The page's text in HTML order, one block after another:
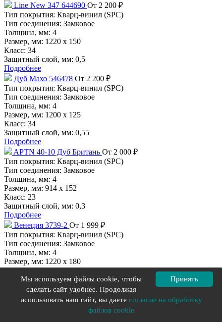
Line New 347 644690 От 2 200 ₽
Тип покрытия: Кварц-винил (SPC)
Тип соединения: Замковое
Толщина, мм: 4
Размер, мм: 1220 х 150
Класс: 34
Защитный слой, мм: 0,5
Подробнее
Дуб Махо 546478 От 2 200 ₽
Тип покрытия: Кварц-винил (SPC)
Тип соединения: Замковое
Толщина, мм: 4
Размер, мм: 1200 х 125
Класс: 34
Защитный слой, мм: 0,55
Подробнее
APTN 40-10 Дуб Британь От 2 000 ₽
Тип покрытия: Кварц-винил (SPC)
Тип соединения: Замковое
Толщина, мм: 4
Размер, мм: 914 х 152
Класс: 23
Защитный слой, мм: 0,3
Подробнее
Венеция 3739-2 От 1 999 ₽
Тип покрытия: Кварц-винил (SPC)
Тип соединения: Замковое
Толщина, мм: 4
Размер, мм: 1220 х 180
Класс: 34
Защитный слой, мм: 0,3
Подробнее
APTN 40-2 Ясень ПриморскийОт 2 000 ₽
Кварц-винил (SPC)
Замковое
Принять
Мы используем файлы cookie, чтобы
сделать сайт удобнее. Продолжая
использовать наш сайт, вы даете согласие на обработку
файлов cookie